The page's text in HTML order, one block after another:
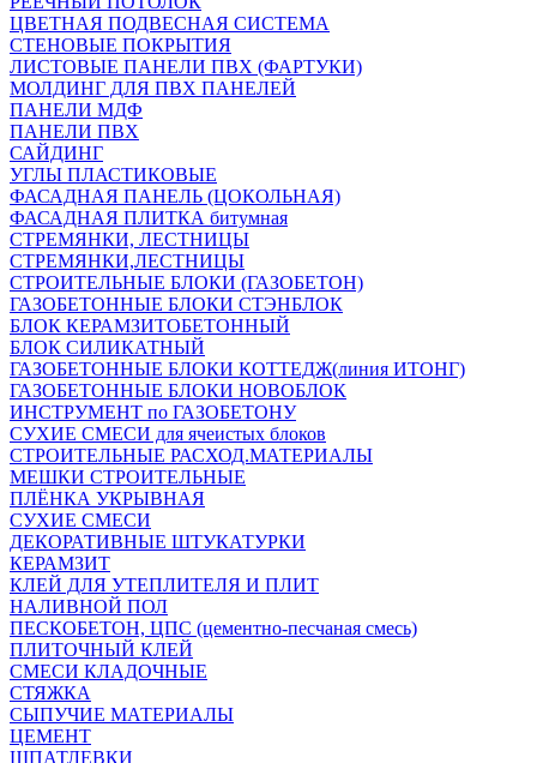
ЦВЕТНАЯ ПОДВЕСНАЯ СИСТЕМА
СТЕНОВЫЕ ПОКРЫТИЯ
ЛИСТОВЫЕ ПАНЕЛИ ПВХ (ФАРТУКИ)
МОЛДИНГ ДЛЯ ПВХ ПАНЕЛЕЙ
ПАНЕЛИ МДФ
ПАНЕЛИ ПВХ
САЙДИНГ
УГЛЫ ПЛАСТИКОВЫЕ
ФАСАДНАЯ ПАНЕЛЬ (ЦОКОЛЬНАЯ)
ФАСАДНАЯ ПЛИТКА битумная
СТРЕМЯНКИ, ЛЕСТНИЦЫ
СТРЕМЯНКИ,ЛЕСТНИЦЫ
СТРОИТЕЛЬНЫЕ БЛОКИ (ГАЗОБЕТОН)
ГАЗОБЕТОННЫЕ БЛОКИ СТЭНБЛОК
БЛОК КЕРАМЗИТОБЕТОННЫЙ
БЛОК СИЛИКАТНЫЙ
ГАЗОБЕТОННЫЕ БЛОКИ КОТТЕДЖ(линия ИТОНГ)
ГАЗОБЕТОННЫЕ БЛОКИ НОВОБЛОК
ИНСТРУМЕНТ по ГАЗОБЕТОНУ
СУХИЕ СМЕСИ для ячеистых блоков
СТРОИТЕЛЬНЫЕ РАСХОД.МАТЕРИАЛЫ
МЕШКИ СТРОИТЕЛЬНЫЕ
ПЛЁНКА УКРЫВНАЯ
СУХИЕ СМЕСИ
ДЕКОРАТИВНЫЕ ШТУКАТУРКИ
КЕРАМЗИТ
КЛЕЙ ДЛЯ УТЕПЛИТЕЛЯ И ПЛИТ
НАЛИВНОЙ ПОЛ
ПЕСКОБЕТОН, ЦПС (цементно-песчаная смесь)
ПЛИТОЧНЫЙ КЛЕЙ
СМЕСИ КЛАДОЧНЫЕ
СТЯЖКА
СЫПУЧИЕ МАТЕРИАЛЫ
ЦЕМЕНТ
ШПАТЛЕВКИ